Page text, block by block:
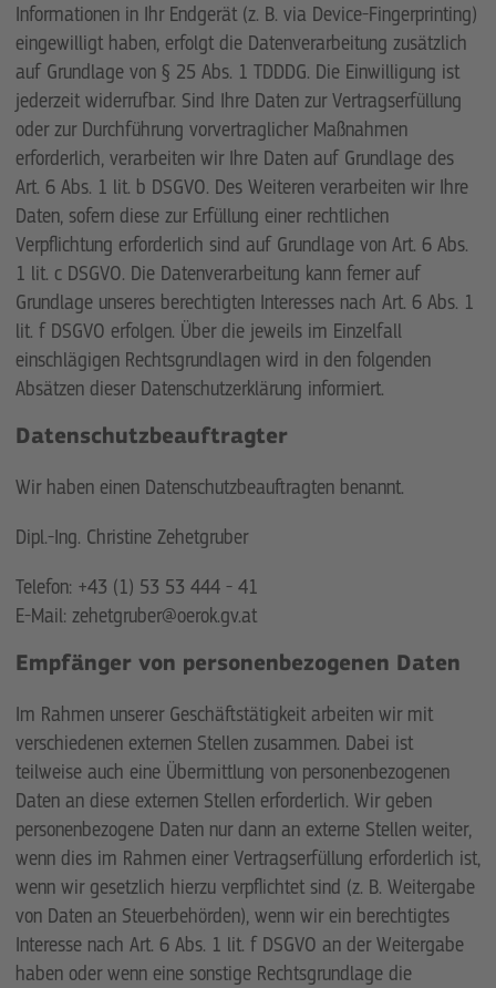
Informationen in Ihr Endgerät (z. B. via Device-Fingerprinting)
eingewilligt haben, erfolgt die Datenverarbeitung zusätzlich
auf Grundlage von § 25 Abs. 1 TDDDG. Die Einwilligung ist
jederzeit widerrufbar. Sind Ihre Daten zur Vertragserfüllung
oder zur Durchführung vorvertraglicher Maßnahmen
erforderlich, verarbeiten wir Ihre Daten auf Grundlage des
Art. 6 Abs. 1 lit. b DSGVO. Des Weiteren verarbeiten wir Ihre
Daten, sofern diese zur Erfüllung einer rechtlichen
Verpflichtung erforderlich sind auf Grundlage von Art. 6 Abs.
1 lit. c DSGVO. Die Datenverarbeitung kann ferner auf
Grundlage unseres berechtigten Interesses nach Art. 6 Abs. 1
lit. f DSGVO erfolgen. Über die jeweils im Einzelfall
einschlägigen Rechtsgrundlagen wird in den folgenden
Absätzen dieser Datenschutzerklärung informiert.
Datenschutz­beauftragter
Wir haben einen Datenschutzbeauftragten benannt.
Dipl.-Ing. Christine Zehetgruber
Telefon: +43 (1) 53 53 444 - 41
E-Mail: zehetgruber@oerok.gv.at
Empfänger von personenbezogenen Daten
Im Rahmen unserer Geschäftstätigkeit arbeiten wir mit
verschiedenen externen Stellen zusammen. Dabei ist
teilweise auch eine Übermittlung von personenbezogenen
Daten an diese externen Stellen erforderlich. Wir geben
personenbezogene Daten nur dann an externe Stellen weiter,
wenn dies im Rahmen einer Vertragserfüllung erforderlich ist,
wenn wir gesetzlich hierzu verpflichtet sind (z. B. Weitergabe
von Daten an Steuerbehörden), wenn wir ein berechtigtes
Interesse nach Art. 6 Abs. 1 lit. f DSGVO an der Weitergabe
haben oder wenn eine sonstige Rechtsgrundlage die